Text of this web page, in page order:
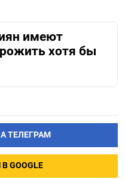
имеют
хотя бы
ТЕЛЕГРАМ
GOOGLE